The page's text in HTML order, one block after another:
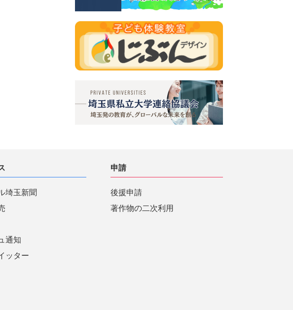
埼玉新聞
通知
ッター
申請
後援申請
著作物の二次利用